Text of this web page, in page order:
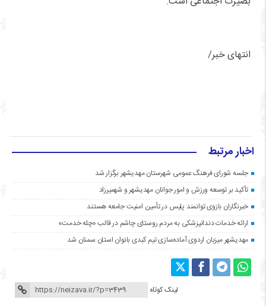
انتهای خبر/
اخبار مرتبط
جلسه شورای فرهنگ عمومی شهرستان مهدیشهر برگزار شد
تأکید بر توسعه ورزش و امور جوانان مهدیشهر و شهمیرزاد
خبرنگاران بازوی توانمند پلیس در تأمین امنیت جامعه هستند
ارائه خدمات دندانپزشکی به مردم روستای چاشم در قالب «چله خدمت»
مهدیشهر میزبان اردوی آماده‌سازی تیم کبدی بانوان استان سمنان شد
لینک کوتاه